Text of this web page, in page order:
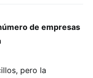
de empresas
pero la